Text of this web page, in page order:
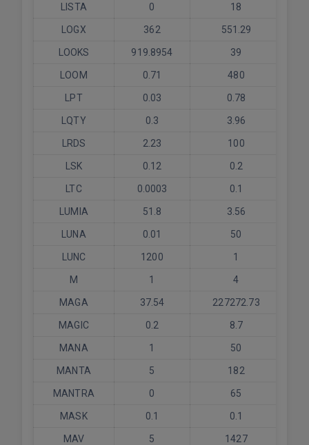
LISTA 0 18
LOGX 362 551.29
LOOKS 919.8954 39
LOOM 0.71 480
LPT 0.03 0.78
LQTY 0.3 3.96
LRDS 2.23 100
LSK 0.12 0.2
LTC 0.0003 0.1
LUMIA 51.8 3.56
LUNA 0.01 50
LUNC 1200 1
M 1 4
MAGA 37.54 227272.73
MAGIC 0.2 8.7
MANA 1 50
MANTA 5 182
MANTRA 0 65
MASK 0.1 0.1
MAV 5 1427